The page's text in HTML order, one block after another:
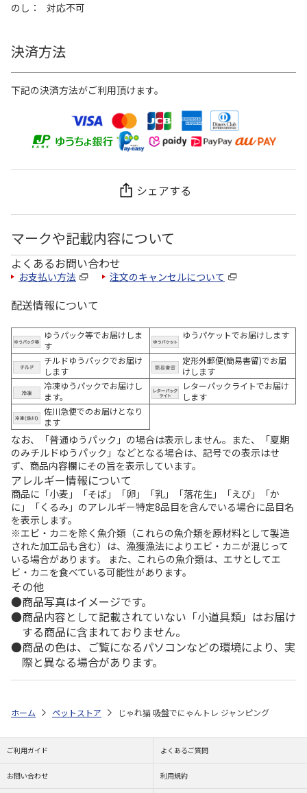
のし
対応不可
決済方法
下記の決済方法がご利用頂けます。
シェアする
マークや記載内容について
よくあるお問い合わせ
お支払い方法 注文のキャンセルについて
配送情報について
ゆうパック等でお届けしま
す
ゆうパケットでお届けします
チルドゆうパックでお届け
します
定形外郵便(簡易書留)でお届
けします
冷凍ゆうパックでお届けし
ます。
レターパックライトでお届け
します
佐川急便でのお届けとなり
ます
なお、「普通ゆうパック」の場合は表示しません。また、「夏期
のみチルドゆうパック」などとなる場合は、記号での表示はせ
ず、商品内容欄にその旨を表示しています。
アレルギー情報について
商品に「小麦」「そば」「卵」「乳」「落花生」「えび」「か
に」「くるみ」のアレルギー特定8品目を含んでいる場合に品目名
を表示します。
※エビ・カニを除く魚介類（これらの魚介類を原材料として製造
された加工品も含む）は、漁獲漁法によりエビ・カニが混じって
いる場合があります。 また、これらの魚介類は、エサとしてエ
ビ・カニを食べている可能性があります。
その他
商品写真はイメージです。
商品内容として記載されていない「小道具類」はお届け
する商品に含まれておりません。
商品の色は、ご覧になるパソコンなどの環境により、実
際と異なる場合があります。
ホーム ペットストア じゃれ猫 吸盤でにゃんトレ ジャンピング
ご利用ガイド よくあるご質問
お問い合わせ 利用規約